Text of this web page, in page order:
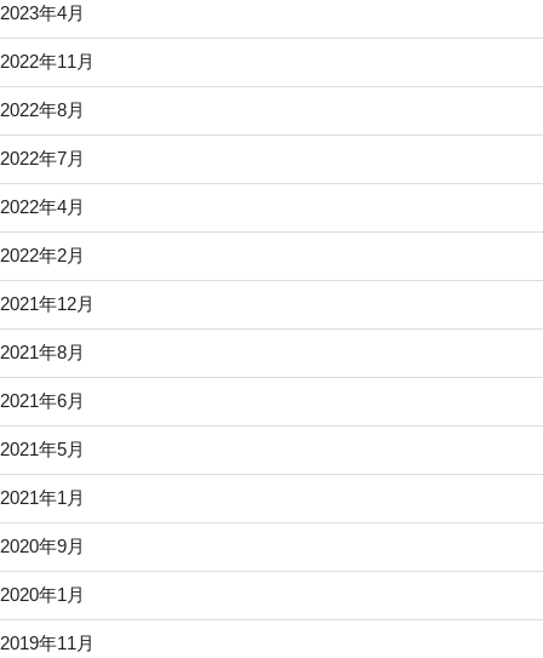
2023年4月
2022年11月
2022年8月
2022年7月
2022年4月
2022年2月
2021年12月
2021年8月
2021年6月
2021年5月
2021年1月
2020年9月
2020年1月
2019年11月